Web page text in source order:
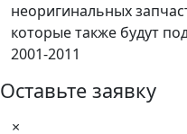
неоригинальных
которые также будут
2001-2011
Оставьте заявку
×